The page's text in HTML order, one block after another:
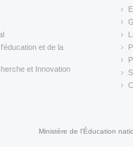
et de la
et Innovation
Ministère de l'Éducation